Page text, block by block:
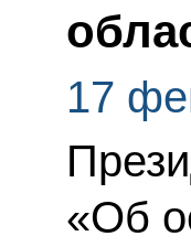
17
«Об